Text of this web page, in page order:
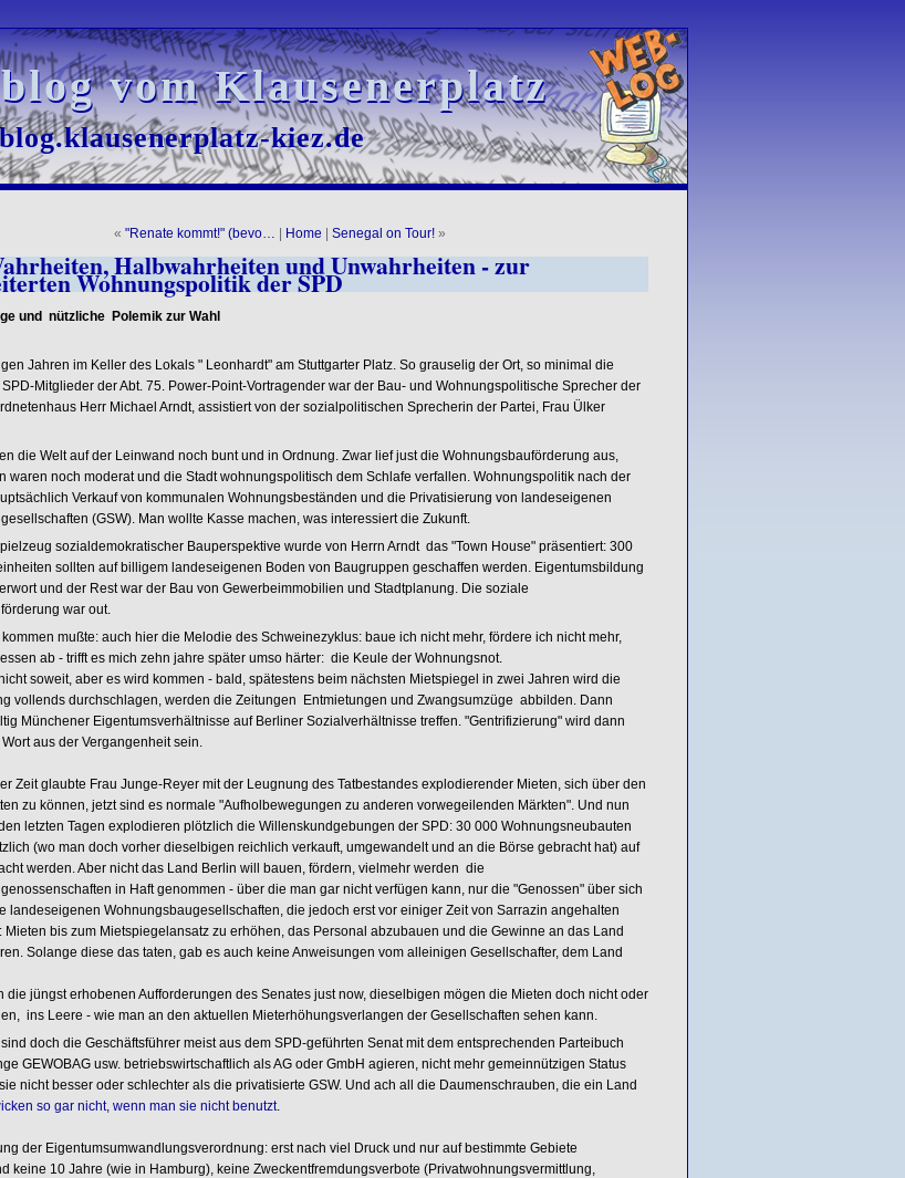
vom Klausenerplatz
vom Klausenerplatz
kiez.de
kiez.de
« "Renate kommt!" (bevo… Home Senegal on Tour! »
Halbwahrheiten und Unwahrheiten - zur
Wohnungspolitik der SPD
und nützliche Polemik zur Wahl
Jahren im Keller des Lokals " Leonhardt" am Stuttgarter Platz. So grauselig der Ort, so minimal die
Mitglieder der Abt. 75. Power-Point-Vortragender war der Bau- und Wohnungspolitische Sprecher der
Herr Michael Arndt, assistiert von der sozialpolitischen Sprecherin der Partei, Frau Ülker
die Welt auf der Leinwand noch bunt und in Ordnung. Zwar lief just die Wohnungsbauförderung aus,
waren noch moderat und die Stadt wohnungspolitisch dem Schlafe verfallen. Wohnungspolitik nach der
Verkauf von kommunalen Wohnungsbeständen und die Privatisierung von landeseigenen
(GSW). Man wollte Kasse machen, was interessiert die Zukunft.
sozialdemokratischer Bauperspektive wurde von Herrn Arndt das "Town House" präsentiert: 300
sollten auf billigem landeseigenen Boden von Baugruppen geschaffen werden. Eigentumsbildung
und der Rest war der Bau von Gewerbeimmobilien und Stadtplanung. Die soziale
war out.
mußte: auch hier die Melodie des Schweinezyklus: baue ich nicht mehr, fördere ich nicht mehr,
ab - trifft es mich zehn jahre später umso härter: die Keule der Wohnungsnot.
soweit, aber es wird kommen - bald, spätestens beim nächsten Mietspiegel in zwei Jahren wird die
vollends durchschlagen, werden die Zeitungen Entmietungen und Zwangsumzüge abbilden. Dann
Münchener Eigentumsverhältnisse auf Berliner Sozialverhältnisse treffen. "Gentrifizierung" wird dann
aus der Vergangenheit sein.
Zeit glaubte Frau Junge-Reyer mit der Leugnung des Tatbestandes explodierender Mieten, sich über den
zu können, jetzt sind es normale "Aufholbewegungen zu anderen vorwegeilenden Märkten". Und nun
letzten Tagen explodieren plötzlich die Willenskundgebungen der SPD: 30 000 Wohnungsneubauten
(wo man doch vorher dieselbigen reichlich verkauft, umgewandelt und an die Börse gebracht hat) auf
werden. Aber nicht das Land Berlin will bauen, fördern, vielmehr werden die
in Haft genommen - über die man gar nicht verfügen kann, nur die "Genossen" über sich
landeseigenen Wohnungsbaugesellschaften, die jedoch erst vor einiger Zeit von Sarrazin angehalten
Mieten bis zum Mietspiegelansatz zu erhöhen, das Personal abzubauen und die Gewinne an das Land
Solange diese das taten, gab es auch keine Anweisungen vom alleinigen Gesellschafter, dem Land
die jüngst erhobenen Aufforderungen des Senates just now, dieselbigen mögen die Mieten doch nicht oder
ins Leere - wie man an den aktuellen Mieterhöhungsverlangen der Gesellschaften sehen kann.
doch die Geschäftsführer meist aus dem SPD-geführten Senat mit dem entsprechenden Parteibuch
GEWOBAG usw. betriebswirtschaftlich als AG oder GmbH agieren, nicht mehr gemeinnützigen Status
nicht besser oder schlechter als die privatisierte GSW. Und ach all die Daumenschrauben, die ein Land
so gar nicht, wenn man sie nicht benutzt.
der Eigentumsumwandlungsverordnung: erst nach viel Druck und nur auf bestimmte Gebiete
keine 10 Jahre (wie in Hamburg), keine Zweckentfremdungsverbote (Privatwohnungsvermittlung,